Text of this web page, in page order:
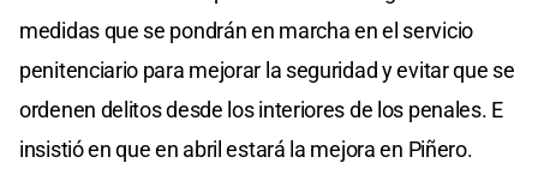
medidas que se pondrán en marcha en el servicio
penitenciario para mejorar la seguridad y evitar que se
ordenen delitos desde los interiores de los penales. E
insistió en que en abril estará la mejora en Piñero.